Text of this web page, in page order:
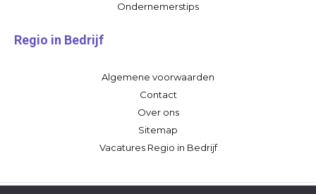
Ondernemerstips
Regio in Bedrijf
Algemene voorwaarden
Contact
Over ons
Sitemap
Vacatures Regio in Bedrijf